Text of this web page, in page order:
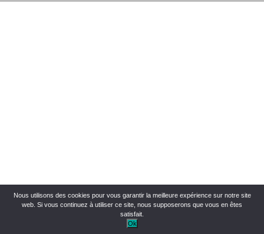
Nous utilisons des cookies pour vous garantir la meilleure expérience sur notre site
web. Si vous continuez à utiliser ce site, nous supposerons que vous en êtes
satisfait.
Ok